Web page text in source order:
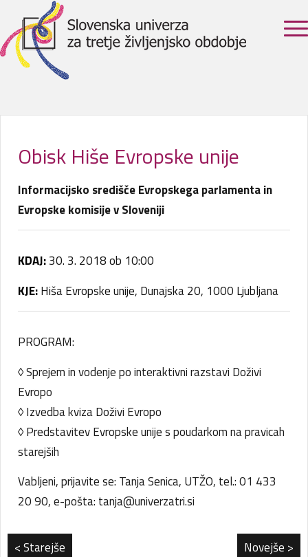
Obisk Hiše Evropske unije
Informacijsko središče Evropskega parlamenta in
Evropske komisije v Sloveniji
KDAJ:30. 3. 2018 ob 10:00
KJE:Hiša Evropske unije, Dunajska 20, 1000 Ljubljana
PROGRAM:
◊ Sprejem in vodenje po interaktivni razstavi Doživi
Evropo
◊ Izvedba kviza Doživi Evropo
◊ Predstavitev Evropske unije s poudarkom na pravicah
starejših
Vabljeni, prijavite se: Tanja Senica, UTŽO, tel.: 01 433
20 90, e-pošta: tanja@univerzatri.si
< Starejše Novejše >